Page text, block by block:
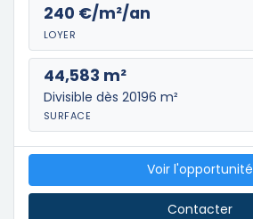
240 €/m²/an
LOYER
44,583 m²
Divisible dès 20196 m²
SURFACE
Voir l'opportunité
Contacter